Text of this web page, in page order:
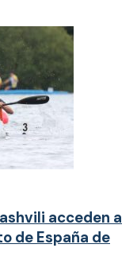
acceden a
de España de